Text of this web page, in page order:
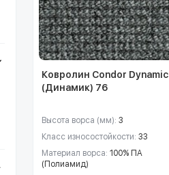
Ковролин Condor Dynamic
(Динамик) 76
Высота ворса (мм): 3
Класс износостойкости: 33
Материал ворса: 100% ПА
(Полиамид)